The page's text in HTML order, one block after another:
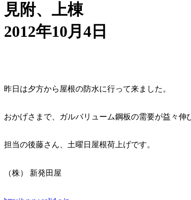
見附、上棟
2012年10月4日
昨日は夕方から屋根の防水に行って来ました。
おかげさまで、ガルバリューム鋼板の需要が益々伸
担当の後藤さん、土曜日屋根荷上げです。
（株） 新発田屋